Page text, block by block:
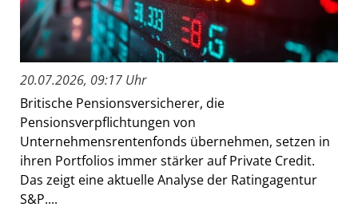
20.07.2026, 09:17 Uhr
Britische Pensionsversicherer, die
Pensionsverpflichtungen von
Unternehmensrentenfonds übernehmen, setzen in
ihren Portfolios immer stärker auf Private Credit.
Das zeigt eine aktuelle Analyse der Ratingagentur
S&P....